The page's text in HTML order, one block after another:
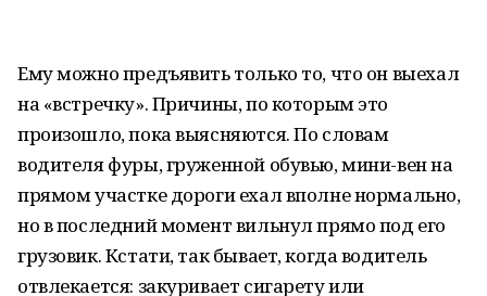
Ему можно предъявить только то, что он выехал
на «встречку». Причины, по которым это
произошло, пока выясняются. По словам
водителя фуры, груженной обувью, мини-вен на
прямом участке дороги ехал вполне нормально,
но в последний момент вильнул прямо под его
грузовик. Кстати, так бывает, когда водитель
отвлекается: закуривает сигарету или